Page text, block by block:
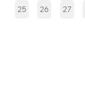
25
26 27